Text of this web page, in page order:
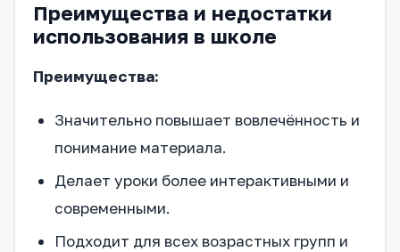
Преимущества и недостатки
использования в школе
Преимущества:
Значительно повышает вовлечённость и
понимание материала.
Делает уроки более интерактивными и
современными.
Подходит для всех возрастных групп и